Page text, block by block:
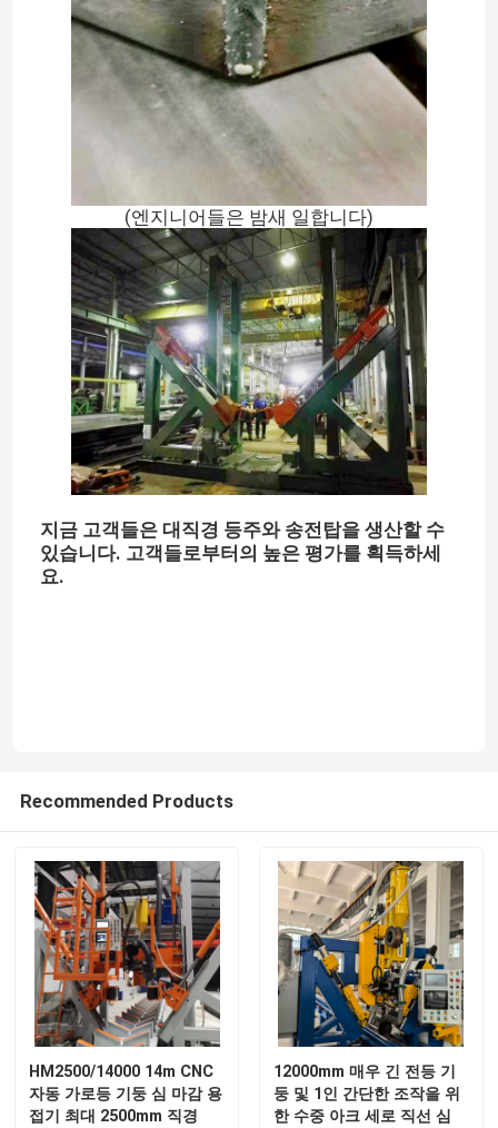
제품
회사 소개
공장 견학
품질 관리
뉴스
cnc 수압기 브레이크
CNC 세로로 연결되는 압박 브레이크
전등 기둥 기계
전등 기둥 닫 용접 기계
전등 기둥 문 절단기
(엔지니어들은 밤새 일합니다)
지금 고객들은 대직경 등주와 송전탑을 생산할 수
있습니다. 고객들로부터의 높은 평가를 획득하세
요.
Recommended Products
HM2500/14000 14m CNC
자동 가로등 기둥 심 마감 용
접기 최대 2500mm 직경
12000mm 매우 긴 전등 기
둥 및 1인 간단한 조작을 위
한 수중 아크 세로 직선 심